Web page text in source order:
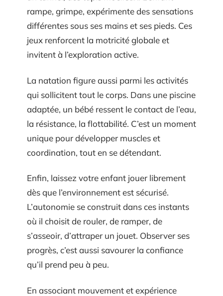
rampe, grimpe, expérimente des sensations
différentes sous ses mains et ses pieds. Ces
jeux renforcent la motricité globale et
invitent à l’exploration active.
La natation figure aussi parmi les activités
qui sollicitent tout le corps. Dans une piscine
adaptée, un bébé ressent le contact de l’eau,
la résistance, la flottabilité. C’est un moment
unique pour développer muscles et
coordination, tout en se détendant.
Enfin, laissez votre enfant jouer librement
dès que l’environnement est sécurisé.
L’autonomie se construit dans ces instants
où il choisit de rouler, de ramper, de
s’asseoir, d’attraper un jouet. Observer ses
progrès, c’est aussi savourer la confiance
qu’il prend peu à peu.
En associant mouvement et expérience